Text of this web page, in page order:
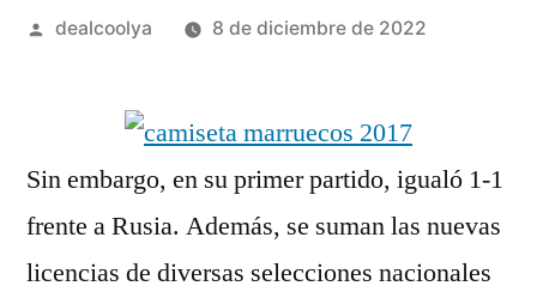
Publicado
dealcoolya 8 de diciembre de 2022
Sin embargo, en su primer partido, igualó 1-1
frente a Rusia. Además, se suman las nuevas
licencias de diversas selecciones nacionales